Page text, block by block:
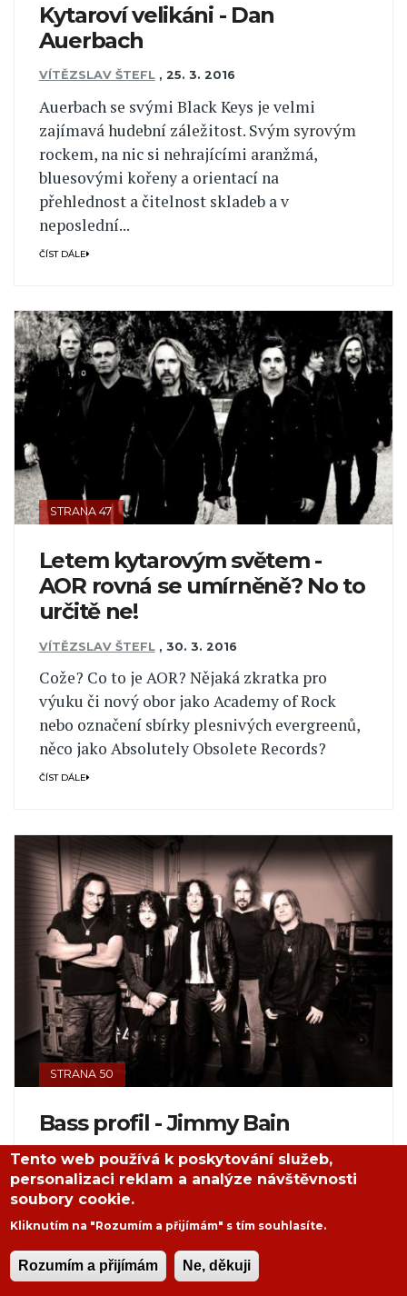
Kytaroví velikáni - Dan
Auerbach
VÍTĚZSLAV ŠTEFL , 25. 3. 2016
Auerbach se svými Black Keys je velmi
zajímavá hudební záležitost. Svým syrovým
rockem, na nic si nehrajícími aranžmá,
bluesovými kořeny a orientací na
přehlednost a čitelnost skladeb a v
neposlední...
ČÍST DÁLE
STRANA 47
Letem kytarovým světem -
AOR rovná se umírněně? No to
určitě ne!
VÍTĚZSLAV ŠTEFL , 30. 3. 2016
Cože? Co to je AOR? Nějaká zkratka pro
výuku či nový obor jako Academy of Rock
nebo označení sbírky plesnivých evergreenů,
něco jako Absolutely Obsolete Records?
ČÍST DÁLE
STRANA 50
Bass profil - Jimmy Bain
MILAN JANEČEK ,6. 11. 2015
Nepříliš známý baskytarista, který ale
zanechal nesmazatelnou stopu ve světě hard
&amp; heavy hudby. Byl členem Rainbow, Dio
nebo Wild Horses. Podílel se ale i na další
spoustě projektů a spolupracoval se...
Tento web používá k poskytování služeb,
personalizaci reklam a analýze návštěvnosti
soubory cookie.
Kliknutím na "Rozumím a přijímám" s tím souhlasíte.
Rozumím a přijímám Ne, děkuji